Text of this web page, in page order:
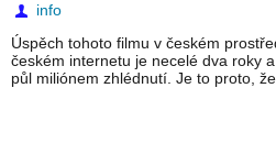
info
Úspěch tohoto filmu v českém
českém internetu je necelé dva roky
půl miliónem zhlédnutí. Je to proto,